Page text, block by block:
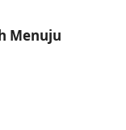
Menuju